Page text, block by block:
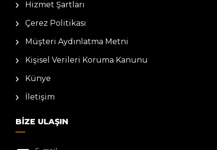
Hizmet Şartları
Çerez Politikası
Müşteri Aydınlatma Metni
Kişisel Verileri Koruma Kanunu
Künye
İletişim
BIZE ULAŞIN